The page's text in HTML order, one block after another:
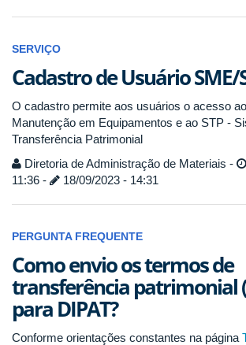
SERVIÇO
Cadastro de Usuário SME/
O cadastro permite aos usuários o acesso
Manutenção em Equipamentos e ao STP -
Transferência Patrimonial
Diretoria de Administração de Materiais -
11:36 -
18/09/2023 - 14:31
PERGUNTA FREQUENTE
Como envio os termos de
transferência patrimonial
para DIPAT?
Conforme orientações constantes na página